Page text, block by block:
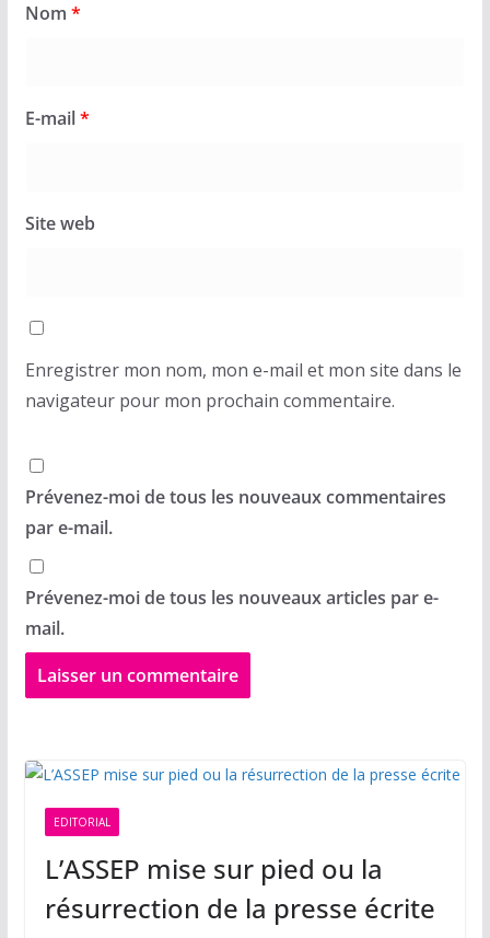
Nom *
E-mail*
Site web
Enregistrer mon nom, mon e-mail et mon site dans le
navigateur pour mon prochain commentaire.
Prévenez-moi de tous les nouveaux commentaires
par e-mail.
Prévenez-moi de tous les nouveaux articles par e-
mail.
EDITORIAL
L’ASSEP mise sur pied ou la
résurrection de la presse écrite